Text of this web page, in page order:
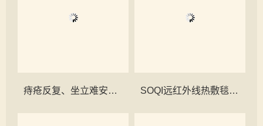
痔疮反复、坐立难安？——了解“截根疗法”的一次勇敢尝试 SOQI远红外线热敷毯：缓解女性痛经的温暖疗法